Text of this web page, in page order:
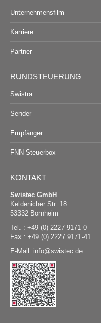
Unternehmensfilm
Karriere
Partner
RUNDSTEUERUNG
Swistra
Sender
Empfänger
FNN-Steuerbox
KONTAKT
Swistec GmbH
Keldenicher Str. 18
53332 Bornheim
Tel. : +49 (0) 2227 9171-0
Fax : +49 (0) 2227 9171-41
E-Mail:
@swistec.de